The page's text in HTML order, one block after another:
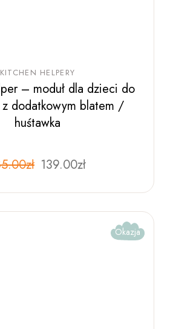
KITCHEN HELPERY
– moduł dla dzieci do
z dodatkowym blatem /
huśtawka
zł 139.00zł
Ten
produkt
wiele
Opcje
Okazja